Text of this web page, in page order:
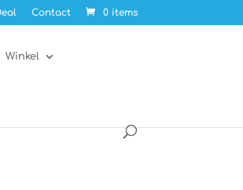
Contact 0 items
Winkel